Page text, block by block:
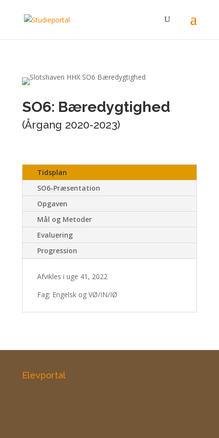
SO6: Bæredygtighed
(Årgang 2020-2023)
Tidsplan
SO6-Præsentation
Opgaven
Mål og Metoder
Evaluering
Progression
Afvikles i uge 41, 2022
Fag: Engelsk og VØ/IN/IØ
Elevportal